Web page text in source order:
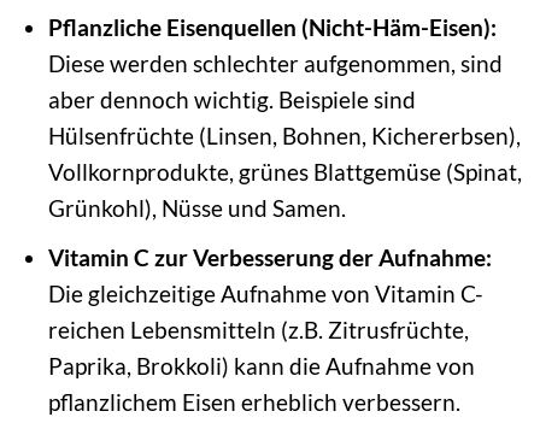
Pflanzliche Eisenquellen (Nicht-Häm-Eisen):
Diese werden schlechter aufgenommen, sind
aber dennoch wichtig. Beispiele sind
Hülsenfrüchte (Linsen, Bohnen, Kichererbsen),
Vollkornprodukte, grünes Blattgemüse (Spinat,
Grünkohl), Nüsse und Samen.
Vitamin C zur Verbesserung der Aufnahme:
Die gleichzeitige Aufnahme von Vitamin C-
reichen Lebensmitteln (z.B. Zitrusfrüchte,
Paprika, Brokkoli) kann die Aufnahme von
pflanzlichem Eisen erheblich verbessern.